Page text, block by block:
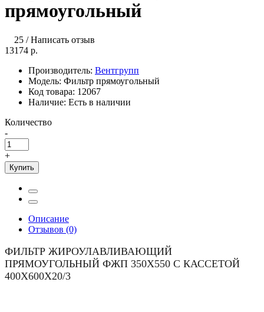
прямоугольный
25 /Написать отзыв
13174 р.
Производитель: Вентгрупп
Модель: Фильтр прямоугольный
Код товара: 12067
Наличие: Есть в наличии
Количество
-
+
Купить
Описание
Отзывов (0)
ФИЛЬТР ЖИРОУЛАВЛИВАЮЩИЙ
ПРЯМОУГОЛЬНЫЙ ФЖП 350Х550 С КАССЕТОЙ
400Х600Х20/3